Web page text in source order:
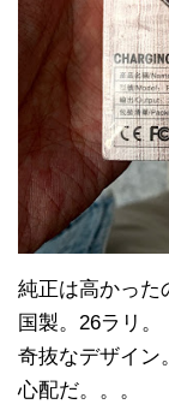
純正は高かった
国製。26ラリ。
奇抜なデザイン
心配だ。。。